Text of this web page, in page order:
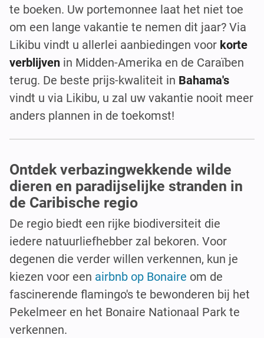
te boeken. Uw portemonnee laat het niet toe
om een lange vakantie te nemen dit jaar? Via
Likibu vindt u allerlei aanbiedingen voor korte
verblijven in Midden-Amerika en de Caraïben
terug. De beste prijs-kwaliteit in Bahama's
vindt u via Likibu, u zal uw vakantie nooit meer
anders plannen in de toekomst!
Ontdek verbazingwekkende wilde
dieren en paradijselijke stranden in
de Caribische regio
De regio biedt een rijke biodiversiteit die
iedere natuurliefhebber zal bekoren. Voor
degenen die verder willen verkennen, kun je
kiezen voor een airbnb op Bonaire om de
fascinerende flamingo's te bewonderen bij het
Pekelmeer en het Bonaire Nationaal Park te
verkennen.